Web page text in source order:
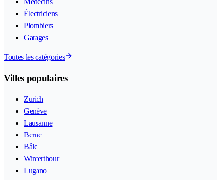
Électriciens
Plombiers
Garages
Toutes les catégories
Villes populaires
Zurich
Genève
Lausanne
Berne
Bâle
Winterthour
Lugano